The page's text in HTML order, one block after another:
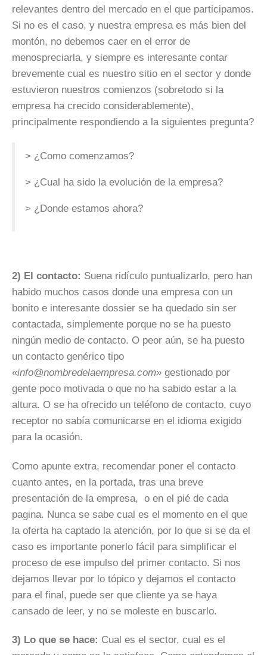
relevantes dentro del mercado en el que participamos.
Si no es el caso, y nuestra empresa es más bien del
montón, no debemos caer en el error de
menospreciarla, y siempre es interesante contar
brevemente cual es nuestro sitio en el sector y donde
estuvieron nuestros comienzos (sobretodo si la
empresa ha crecido considerablemente),
principalmente respondiendo a la siguientes pregunta?
> ¿Como comenzamos?
> ¿Cual ha sido la evolución de la empresa?
> ¿Donde estamos ahora?
2) El contacto: Suena ridículo puntualizarlo, pero han
habido muchos casos donde una empresa con un
bonito e interesante dossier se ha quedado sin ser
contactada, simplemente porque no se ha puesto
ningún medio de contacto. O peor aún, se ha puesto
un contacto genérico tipo
«info@nombredelaempresa.com» gestionado por
gente poco motivada o que no ha sabido estar a la
altura. O se ha ofrecido un teléfono de contacto, cuyo
receptor no sabía comunicarse en el idioma exigido
para la ocasión.
Como apunte extra, recomendar poner el contacto
cuanto antes, en la portada, tras una breve
presentación de la empresa, o en el pié de cada
pagina. Nunca se sabe cual es el momento en el que
la oferta ha captado la atención, por lo que si se da el
caso es importante ponerlo fácil para simplificar el
proceso de ese impulso del primer contacto. Si nos
dejamos llevar por lo tópico y dejamos el contacto
para el final, puede ser que cliente ya se haya
cansado de leer, y no se moleste en buscarlo.
3) Lo que se hace: Cual es el sector, cual es el